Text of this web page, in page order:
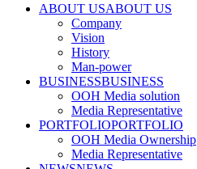
ABOUT USABOUT US
Company
Vision
History
Man-power
BUSINESSBUSINESS
OOH Media solution
Media Representative
PORTFOLIOPORTFOLIO
OOH Media Ownership
Media Representative